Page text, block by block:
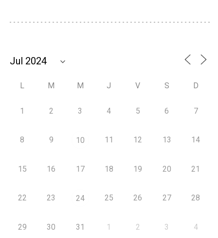
L M M J V S D
1 2 3 4 5 6 7
8 9 10 11 12 13 14
15 16 17 18 19 20 21
22 23 24 25 26 27 28
29 30 31 1 2 3 4